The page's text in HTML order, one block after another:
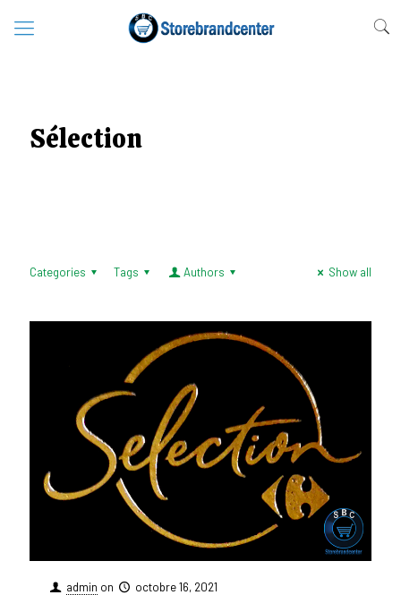
Sélection
Categories Tags Authors Show all
admin on octobre 16, 2021